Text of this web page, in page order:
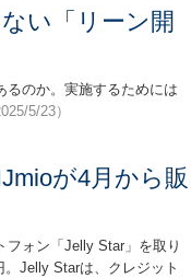
い「リーン開
るのか。実施するためには
5/23）
が4月から販
フォン「Jelly Star」を取り
Jelly Starは、クレジット